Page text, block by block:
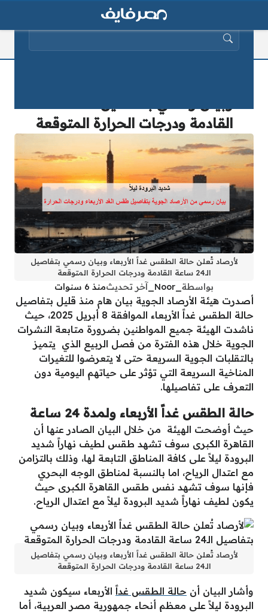
القادمة ودرجات الحرارة المتوقعة
لأرصاد تُعلن حالة الطقس غداً الأربعاء وبيان رسمي بتفاصيل
الـ24 ساعة القادمة ودرجات الحرارة المتوقعة
بواسطة آخر تحديثمنذ 6 سنوات
أصدرت هيئة الأرصاد الجوية بيان هام منذ قليل بتفاصيل
حالة الطقس غداً الأربعاء الموافقة 8 أبريل 2025، حيث
ناشدت الهيئة جميع المواطنين بضرورة متابعة النشرات
الجوية خلال هذه الفترة من فصل الربيع الذي يتميز
بالتقلبات الجوية السريعة حتى لا يتعرضوا للتغيرات
المناخية السريعة التي تؤثر على حياتهم اليومية دون
التعرف على تفاصيلها.
حالة الطقس غداً الأربعاء ولمدة 24 ساعة
حيث أوضحت الهيئة من خلال البيان الصادر عنها أن
القاهرة الكبرى سوف تشهد طقس لطيف نهاراً شديد
البرودة ليلاً على كافة المناطق التابعة لها، وذلك بالتزامن
مع اعتدال الرياح، اما بالنسبة لمناطق الوجه البحري
فإنها سوف تشهد نفس طقس القاهرة الكبرى حيث
يكون لطيف نهاراً شديد البرودة ليلاً مع اعتدال الرياح.
لأرصاد تُعلن حالة الطقس غداً الأربعاء وبيان رسمي بتفاصيل
الـ24 ساعة القادمة ودرجات الحرارة المتوقعة
وأشار البيان أن حالة الطقس غداً الأربعاء سيكون شديد
البرودة ليلاً على معظم أنحاء جمهورية مصر العربية، أما
البحث عن: